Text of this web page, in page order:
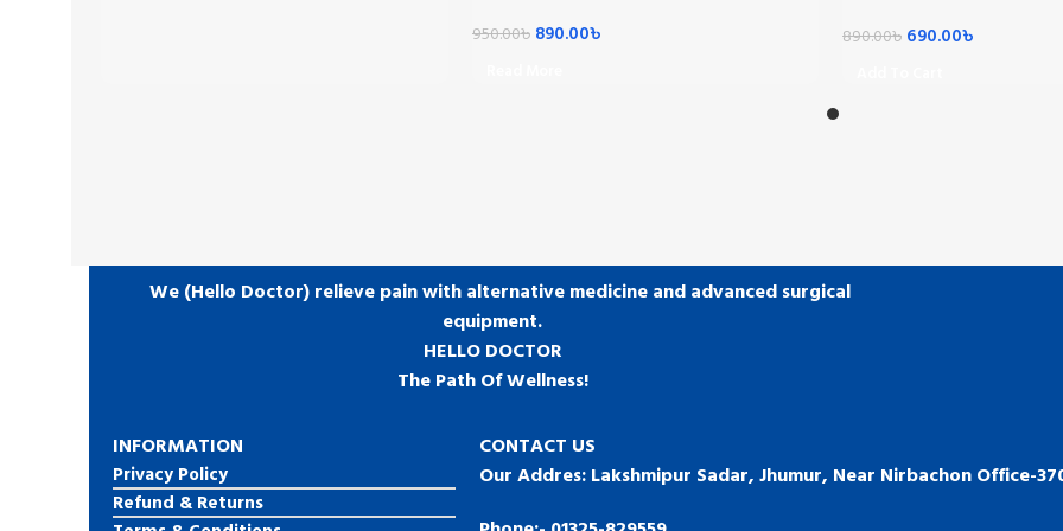
950.00৳ 890.00৳ 890.00৳ 690.00৳
We (Hello Doctor) relieve pain with alternative medicine and advanced surgical
equipment.
HELLO DOCTOR
The Path Of Wellness!
INFORMATION
Privacy Policy
Refund & Returns
CONTACT US
Our Addres: Lakshmipur Sadar, Jhumur, Near Nirbachon Office-